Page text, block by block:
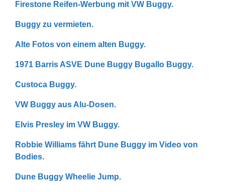
Firestone Reifen-Werbung mit VW Buggy.
Buggy zu vermieten.
Alte Fotos von einem alten Buggy.
1971 Barris ASVE Dune Buggy Bugallo Buggy.
Custoca Buggy.
VW Buggy aus Alu-Dosen.
Elvis Presley im VW Buggy.
Robbie Williams fährt Dune Buggy im Video von
Bodies.
Dune Buggy Wheelie Jump.